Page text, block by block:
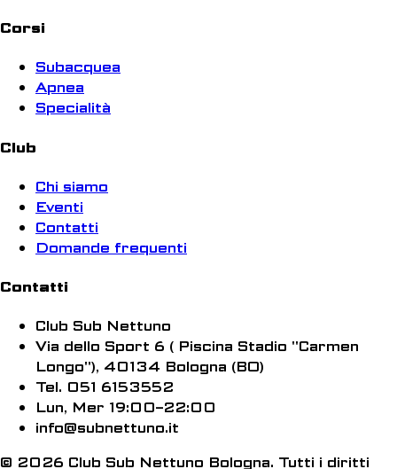
Corsi
Subacquea
Apnea
Specialità
Club
Chi siamo
Eventi
Contatti
Domande frequenti
Contatti
Club Sub Nettuno
Via dello Sport 6 ( Piscina Stadio "Carmen
Longo"), 40134 Bologna (BO)
Tel. 051 6153552
Lun, Mer 19:00–22:00
info@subnettuno.it
© 2026 Club Sub Nettuno Bologna. Tutti i diritti